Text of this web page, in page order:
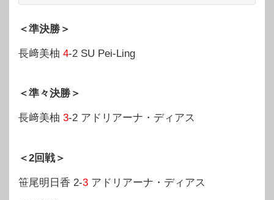
＜準決勝＞
長﨑美柚 4-2 SU Pei-Ling
＜準々決勝＞
長﨑美柚 3-2 アドリアーナ・ディアス
＜2回戦＞
笹尾明日香 2-3 アドリアーナ・ディアス